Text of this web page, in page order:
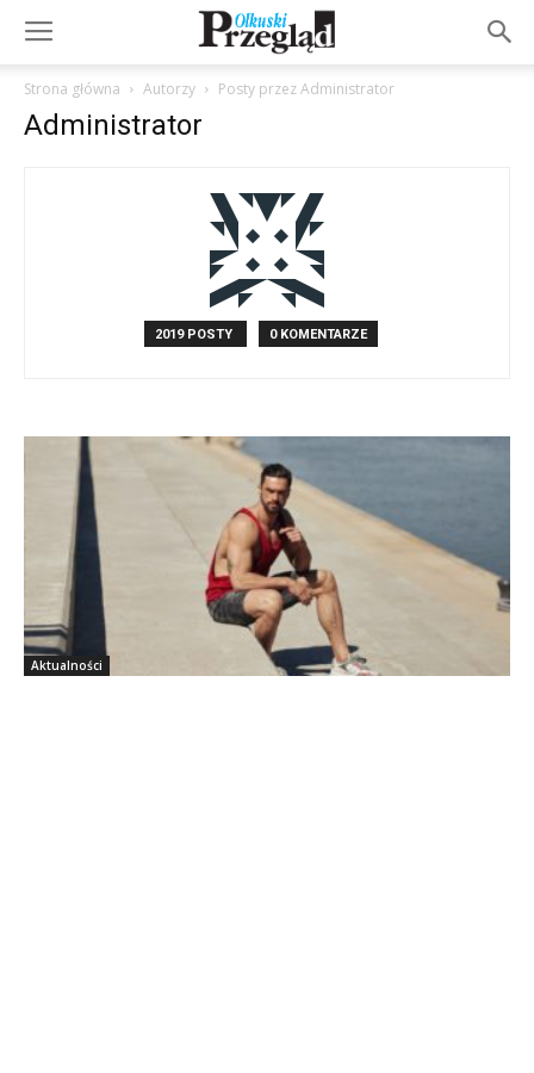
Strona główna Autorzy Posty przez Administrator
Administrator
2019 POSTY 0 KOMENTARZE
Aktualności